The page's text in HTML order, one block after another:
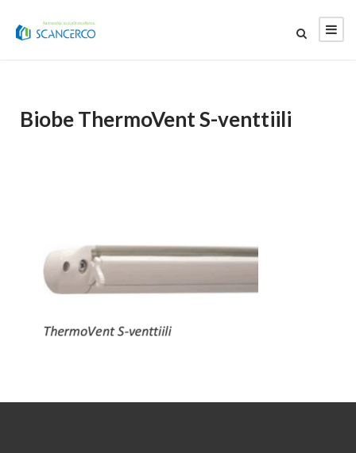
Biobe ThermoVent S-venttiili